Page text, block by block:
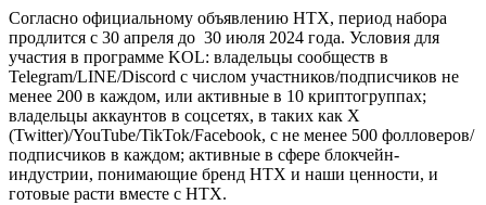
Согласно официальному объявлению HTX, период набора
продлится с 30 апреля до 30 июля 2024 года. Условия для
участия в программе KOL: владельцы сообществ в
Telegram/LINE/Discord с числом участников/подписчиков не
менее 200 в каждом, или активные в 10 криптогруппах;
владельцы аккаунтов в соцсетях, в таких как X
(Twitter)/YouTube/TikTok/Facebook, с не менее 500 фолловеров/
подписчиков в каждом; активные в сфере блокчейн-
индустрии, понимающие бренд HTX и наши ценности, и
готовые расти вместе с HTX.